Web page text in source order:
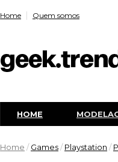
Home Quem somos
HOME
Home / Games/ Playstation /